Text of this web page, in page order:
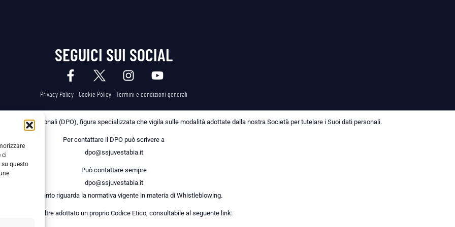
ci
questo
SEGUICI SUI SOCIAL
Privacy Policy Cookie Policy Termini e condizioni generali
dei Dati Personali (DPO), figura specializzata che vigila sulle modalità adottate dalla nostra Società per tutelare i Suoi dati personali.
Per contattare il DPO può scrivere a
dpo@ssjuvestabia.it
Può contattare sempre
dpo@ssjuvestabia.it
anche per quanto riguarda la normativa vigente in materia di Whistleblowing.
Società ha inoltre adottato un proprio Codice Etico, consultabile al seguente link: